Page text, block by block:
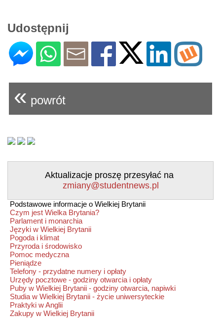
Udostępnij
« powrót
Aktualizacje proszę przesyłać na
zmiany@studentnews.pl
Podstawowe informacje o Wielkiej Brytanii
Czym jest Wielka Brytania?
Parlament i monarchia
Języki w Wielkiej Brytanii
Pogoda i klimat
Przyroda i środowisko
Pomoc medyczna
Pieniądze
Telefony - przydatne numery i opłaty
Urzędy pocztowe - godziny otwarcia i opłaty
Puby w Wielkiej Brytanii - godziny otwarcia, napiwki
Studia w Wielkiej Brytanii - życie uniwersyteckie
Praktyki w Anglii
Zakupy w Wielkiej Brytanii